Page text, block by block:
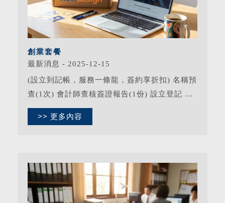
創業套餐
最新消息 - 2025-12-15
(設立到記帳，服務一條龍，簽約享折扣) 名稱預
查(1次) 會計師查核簽證報告(1份) 設立登記 國
稅局辦購票證 買發票 公司法第22-1股東申報(1
次) 稅務申報
>> 更多內容